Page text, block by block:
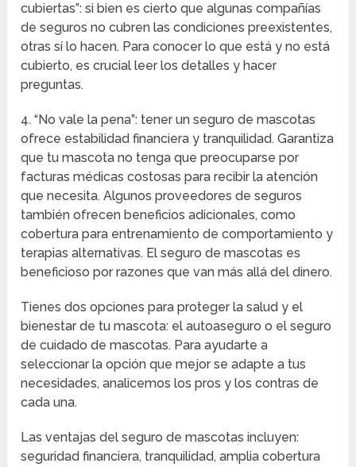
cubiertas”: si bien es cierto que algunas compañías
de seguros no cubren las condiciones preexistentes,
otras sí lo hacen. Para conocer lo que está y no está
cubierto, es crucial leer los detalles y hacer
preguntas.
4. “No vale la pena”: tener un seguro de mascotas
ofrece estabilidad financiera y tranquilidad. Garantiza
que tu mascota no tenga que preocuparse por
facturas médicas costosas para recibir la atención
que necesita. Algunos proveedores de seguros
también ofrecen beneficios adicionales, como
cobertura para entrenamiento de comportamiento y
terapias alternativas. El seguro de mascotas es
beneficioso por razones que van más allá del dinero.
Tienes dos opciones para proteger la salud y el
bienestar de tu mascota: el autoaseguro o el seguro
de cuidado de mascotas. Para ayudarte a
seleccionar la opción que mejor se adapte a tus
necesidades, analicemos los pros y los contras de
cada una.
Las ventajas del seguro de mascotas incluyen:
seguridad financiera, tranquilidad, amplia cobertura